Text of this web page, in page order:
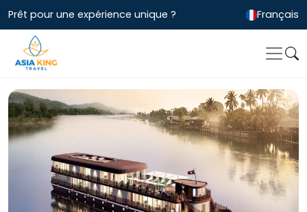
Prêt pour une expérience unique ? Français